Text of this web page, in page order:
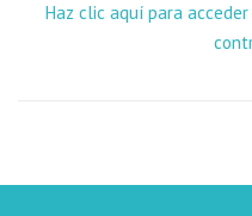
Haz clic aquí para